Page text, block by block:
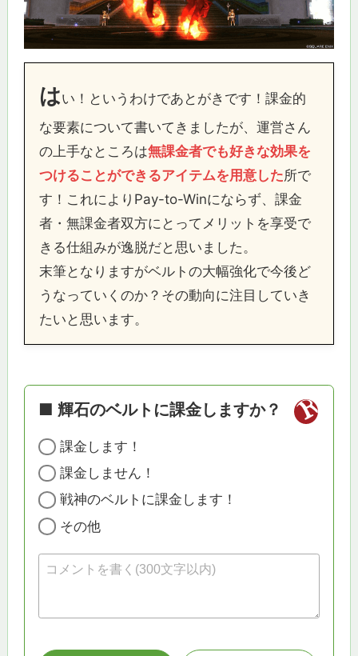
はい！というわけであとがきです！課金的
な要素について書いてきましたが、運営さん
の上手なところは無課金者でも好きな効果を
つけることができるアイテムを用意した所で
す！これによりPay-to-Winにならず、課金
者・無課金者双方にとってメリットを享受で
きる仕組みが逸脱だと思いました。
末筆となりますがベルトの大幅強化で今後ど
うなっていくのか？その動向に注目していき
たいと思います。